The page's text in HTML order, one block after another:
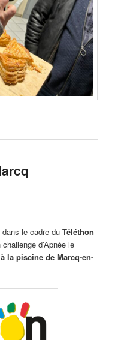
dans le cadre duTéléthon
d’Apnée le
la piscine de Marcq-en-